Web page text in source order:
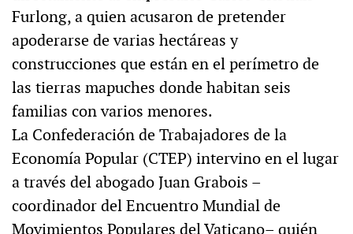
Furlong, a quien acusaron de pretender
apoderarse de varias hectáreas y
construcciones que están en el perímetro de
las tierras mapuches donde habitan seis
familias con varios menores.
La Confederación de Trabajadores de la
Economía Popular (CTEP) intervino en el lugar
a través del abogado Juan Grabois –
coordinador del Encuentro Mundial de
Movimientos Populares del Vaticano– quién